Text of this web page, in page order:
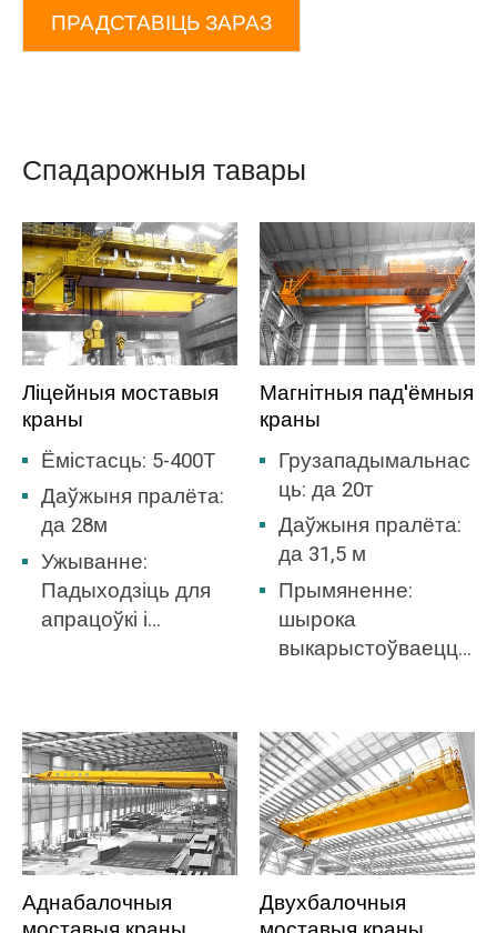
ПРАДСТАВІЦЬ ЗАРАЗ
Спадарожныя тавары
Ліцейныя моставыя
краны
Ёмістасць: 5-400T
Даўжыня пралёта:
да 28м
Ужыванне:
Падыходзіць для
апрацоўкі і
расплаўленай
сталі
Магнітныя пад'ёмныя
краны
Грузападымальнас
ць: да 20т
Даўжыня пралёта:
да 31,5 м
Прымяненне:
шырока
выкарыстоўваецца
грузавых
станцыях,
майстэрнях, доках і
г.д. для пагрузкі і
разгрузкі сыпкіх
матэрыялаў.
Аднабалочныя
Двухбалочныя